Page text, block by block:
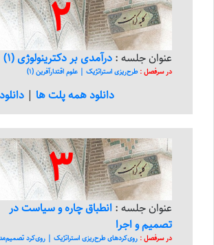
2
عنوان جلسه : درآمدی بر دکترینولوژی (1)
در سرفصل :طرح‌ریزی استراتژیک | علوم اقتدار‌آفرین (1)
دانلود همه پلت ها |
3
عنوان جلسه : انطباق چاره و سیاست در
تصمیم و اجرا
در سرفصل : روی‌کرد‌های طرح‌ریزی استراتژیک | روی‌کرد